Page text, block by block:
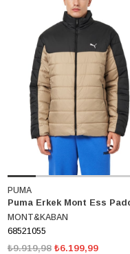
PUMA
MONT&KABAN
68521055
₺6.199,99
₺9.919,98